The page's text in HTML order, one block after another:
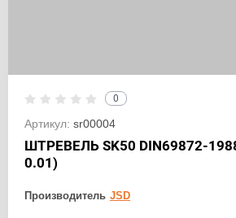
0
Артикул: sr00004
ШТРЕВЕЛЬ SK50 DIN69872-
0.01)
Производитель JSD